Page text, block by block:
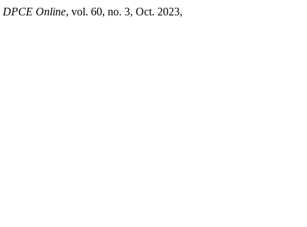
DPCE Online, vol. 60, no. 3, Oct. 2023,